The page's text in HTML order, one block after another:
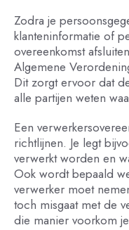
Zodra je
klanteninformatie of
overeenkomst
Algemene
Dit zorgt ervoor dat
alle partijen weten
Een
richtlijnen. Je legt
verwerkt worden en
Ook wordt bepaald
verwerker moet
toch misgaat met de
die manier voorkom